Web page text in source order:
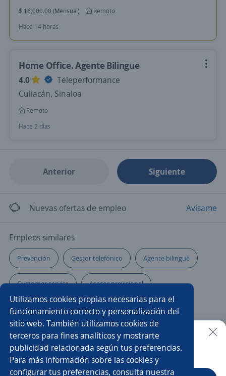
Utilizamos cookies propias necesarias para el
funcionamiento correcto y personalización del
sitio web. También utilizamos cookies de
terceros para fines analíticos y mostrarte
publicidad relacionada según tus preferencias.
Para más información sobre las cookies y
configurar tus preferencias, consulta nuestra
$ 16,000.00 (Mensual)
Remoto
Hace 14 horas
Home Office. Agente Bilingue
4.0
Teleperformance
Culiacán, Sinaloa
Remoto
Hace 2 días
Anterior Siguiente
Nuevas ofertas de empleo Avísame
Empleos similares
Prevención Gestor telefónico Agente bilingue
Customer service Asesor previsional
Ejecutivo/a de ventas Especialista
Ejecutivo de servicio Practicante de seguridad
EJECUTIVO DE ATENCIÓN A CLIENTES Asesor seguridad
Buscar es más fácil en la app